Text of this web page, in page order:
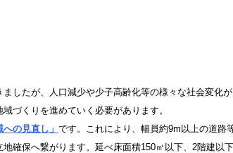
したが、人口減少や少子高齢化等の様々な社会変化が
づくりを進めていく必要があります。
の見直し」 です。これにより、幅員約9m以上の道路
確保へ繋がります。延べ床面積150㎡以下、2階建以下